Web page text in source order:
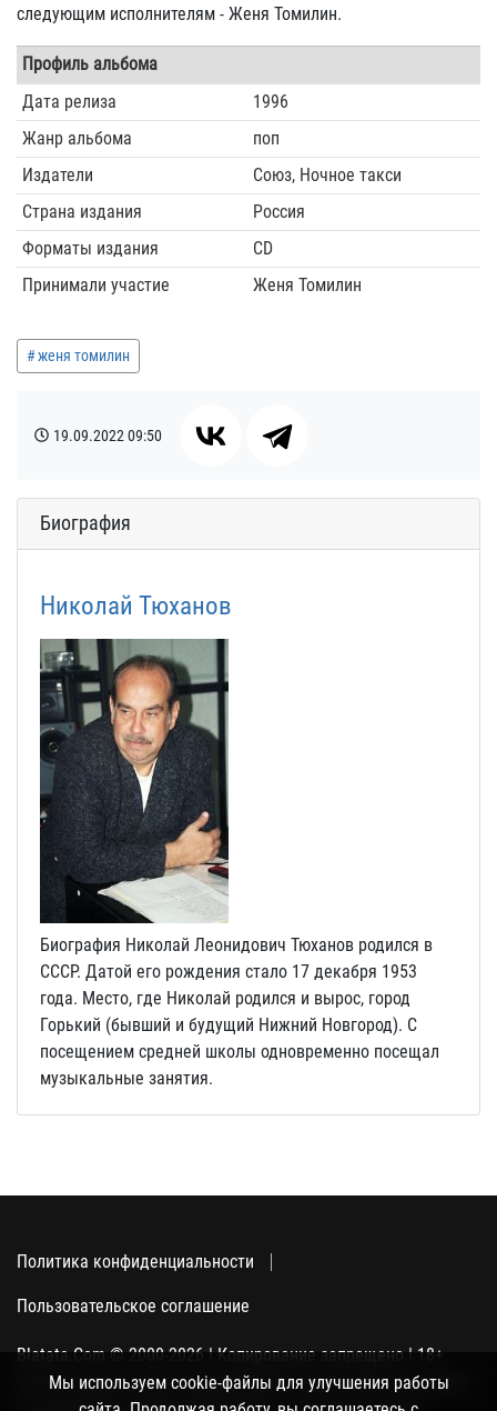
следующим исполнителям - Женя Томилин.
Профиль альбома
Дата релиза
1996
Жанр альбома
поп
Издатели
Союз, Ночное такси
Страна издания
Россия
Форматы издания
CD
Принимали участие
Женя Томилин
женя томилин
19.09.202209:50
Биография
Николай Тюханов
Биография Николай Леонидович Тюханов родился в
СССР. Датой его рождения стало 17 декабря 1953
года. Место, где Николай родился и вырос, город
Горький (бывший и будущий Нижний Новгород). С
посещением средней школы одновременно посещал
музыкальные занятия.
Политика конфиденциальности
Пользовательское соглашение
Blatata.Com © 2000-2026 | Копирование запрещено | 18+
Использование сайта подразумевает ваше полное согласие
Мы используем cookie-файлы для улучшения работы